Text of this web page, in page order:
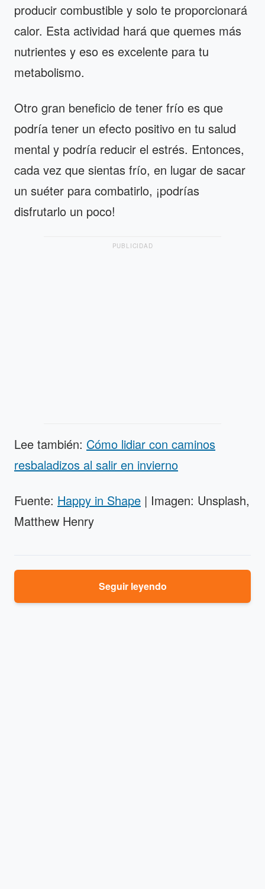
producir combustible y solo te proporcionará
calor. Esta actividad hará que quemes más
nutrientes y eso es excelente para tu
metabolismo.
Otro gran beneficio de tener frío es que
podría tener un efecto positivo en tu salud
mental y podría reducir el estrés. Entonces,
cada vez que sientas frío, en lugar de sacar
un suéter para combatirlo, ¡podrías
disfrutarlo un poco!
PUBLICIDAD
Lee también: Cómo lidiar con caminos
resbaladizos al salir en invierno
Fuente: Happy in Shape | Imagen: Unsplash,
Matthew Henry
Seguir leyendo